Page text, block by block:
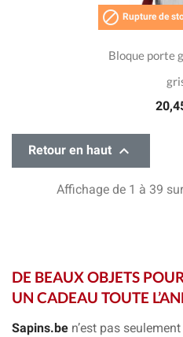
 Rupture de
Bloque porte
Retour en haut 
Affichage de 1 à 39
DE BEAUX OBJETS
UN CADEAU TOUTE
Sapins.be n’est pas